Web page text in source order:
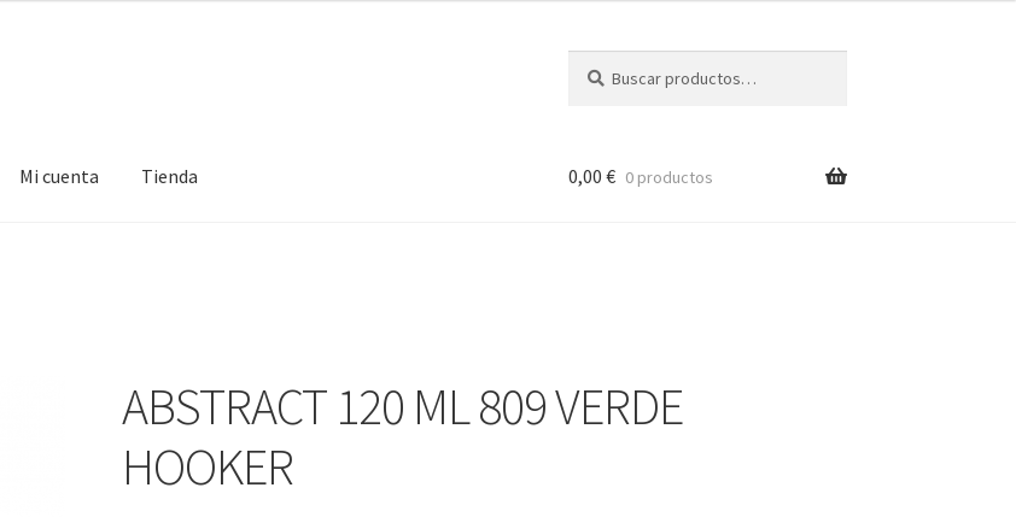
por:
Mi cuenta Tienda 0,00 € 0 productos
ABSTRACT 120 ML 809 VERDE
HOOKER